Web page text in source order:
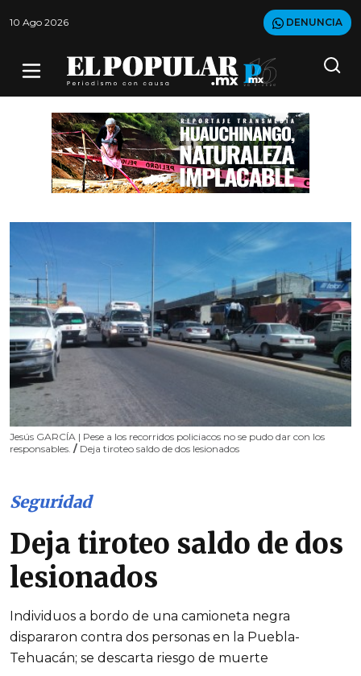
10 Ago 2026 DENUNCIA
Jesús GARCÍA | Pese a los recorridos policiacos no se pudo dar con los
responsables. / Deja tiroteo saldo de dos lesionados
Seguridad
Deja tiroteo saldo de dos
lesionados
Individuos a bordo de una camioneta negra
dispararon contra dos personas en la Puebla-
Tehuacán; se descarta riesgo de muerte